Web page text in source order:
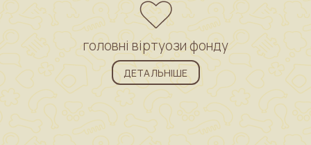
головні віртуози фонду
ДЕТАЛЬНІШЕ